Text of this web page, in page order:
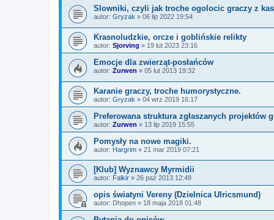
Slowniki, czyli jak troche ogolocic graczy z
autor: Gryzak » 06 lip 2022 19:54
Krasnoludzkie, orcze i goblińskie relikty
autor: Sjorving » 19 lut 2023 23:16
Emocje dla zwierząt-posłańców
autor: Zurwen » 05 lut 2013 19:32
Karanie graczy, troche humorystyczne.
autor: Gryzak » 04 wrz 2019 16:17
Preferowana struktura zgłaszanych projektów
autor: Zurwen » 13 lip 2019 15:55
Pomysły na nowe magiki.
autor: Hargrim » 21 mar 2019 07:21
[Klub] Wyznawcy Myrmidii
autor: Falkir » 26 paź 2013 12:48
opis światyni Vereny (Dzielnica Ulricsmund)
autor: Dhopen » 18 maja 2018 01:48